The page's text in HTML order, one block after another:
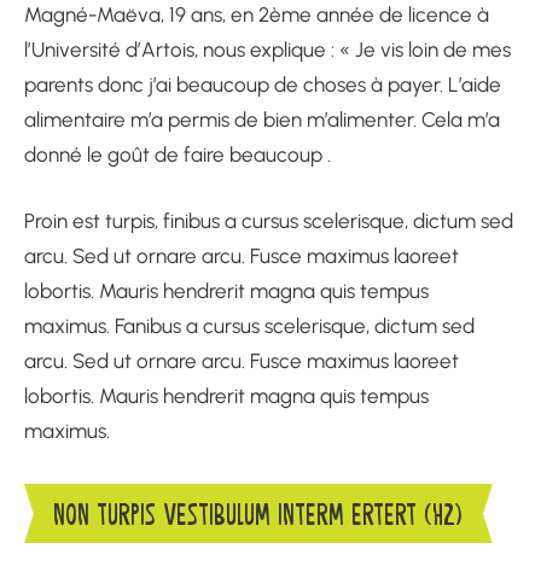
Magné-Maëva, 19 ans, en 2ème année de licence à
l’Université d’Artois, nous explique : « Je vis loin de mes
parents donc j’ai beaucoup de choses à payer. L’aide
alimentaire m’a permis de bien m’alimenter. Cela m’a
donné le goût de faire beaucoup .
Proin est turpis, finibus a cursus scelerisque, dictum sed
arcu. Sed ut ornare arcu. Fusce maximus laoreet
lobortis. Mauris hendrerit magna quis tempus
maximus. Fanibus a cursus scelerisque, dictum sed
arcu. Sed ut ornare arcu. Fusce maximus laoreet
lobortis. Mauris hendrerit magna quis tempus
maximus.
NON TURPIS VESTIBULUM INTERM ERTERT (H2)